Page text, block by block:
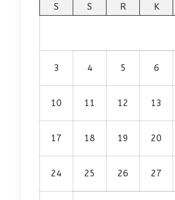
S S R K
3 4 5 6
10 11 12 13
17 18 19 20
24 25 26 27